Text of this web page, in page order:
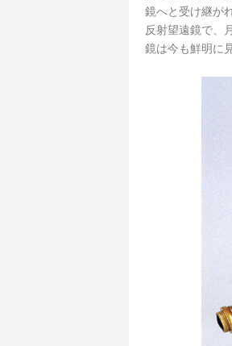
鏡へと受け継が
反射望遠鏡で、
鏡は今も鮮明に